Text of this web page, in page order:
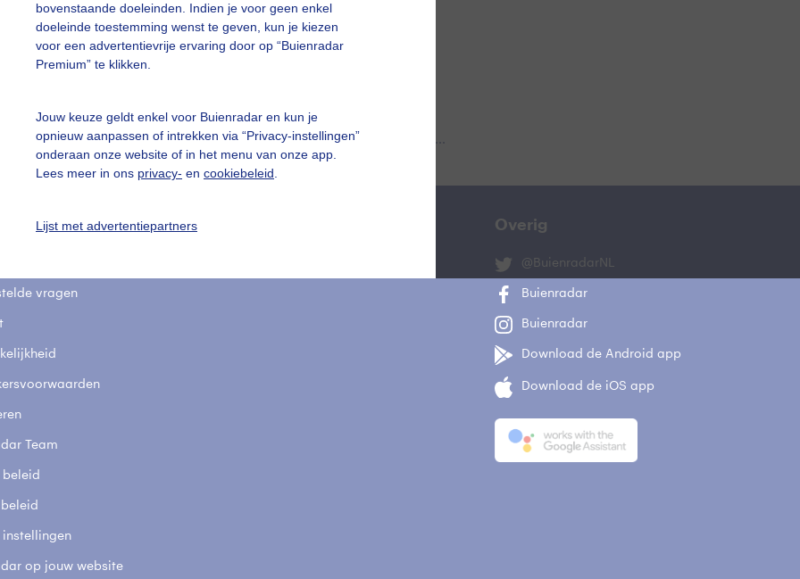
bovenstaande doeleinden. Indien je voor geen enkel
doeleinde toestemming wenst te geven, kun je kiezen
voor een advertentievrije ervaring door op “Buienradar
Premium” te klikken.
Jouw keuze geldt enkel voor Buienradar en kun je
opnieuw aanpassen of intrekken via “Privacy-instellingen”
onderaan onze website of in het menu van onze app.
Lees meer in ons privacy- en cookiebeleid
Lijst met advertentiepartners
slideshow
Een moment geduld aub...
vragen
Team
beleid
instellingen
op jouw website
Overig
@BuienradarNL
Buienradar
Buienradar
Download de Android app
Download de iOS app